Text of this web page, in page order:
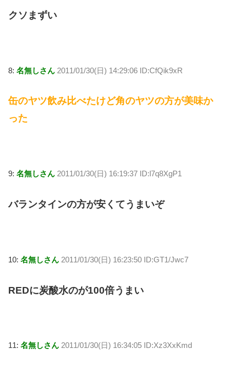
クソまずい
8: 名無しさん 2011/01/30(日) 14:29:06 ID:CfQik9xR
缶のヤツ飲み比べたけど角のヤツの方が美味か
った
9: 名無しさん 2011/01/30(日) 16:19:37 ID:l7q8XgP1
バランタインの方が安くてうまいぞ
10: 名無しさん 2011/01/30(日) 16:23:50 ID:GT1/Jwc7
REDに炭酸水のが100倍うまい
11: 名無しさん 2011/01/30(日) 16:34:05 ID:Xz3XxKmd